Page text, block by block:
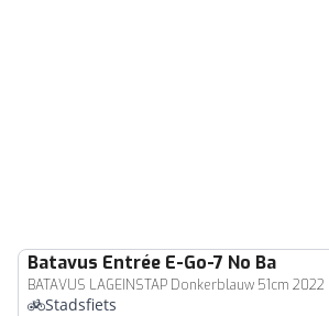
Batavus Entrée E-Go-7 No Ba
BATAVUS LAGEINSTAP Donkerblauw 51cm 2022
Stadsfiets